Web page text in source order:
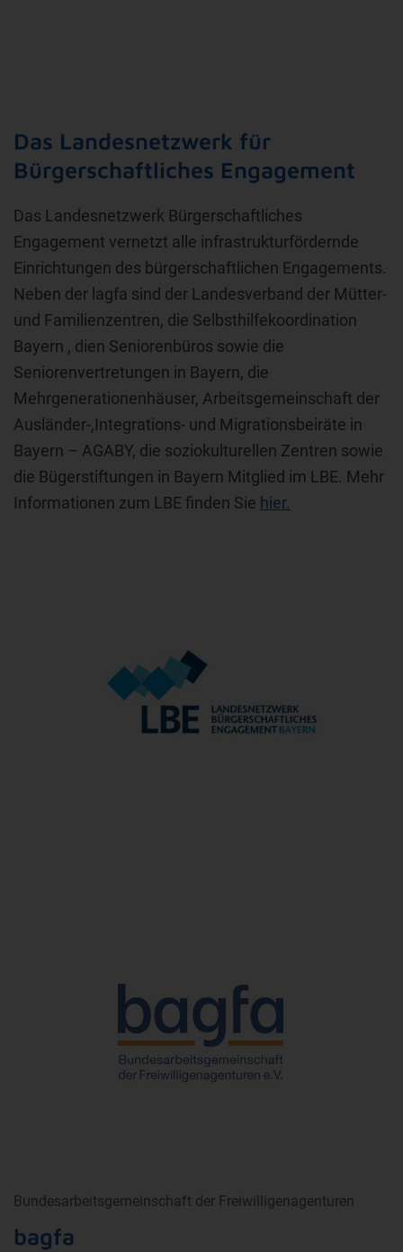
Das Landesnetzwerk für
Bürgerschaftliches Engagement
Das Landesnetzwerk Bürgerschaftliches
Engagement vernetzt alle infrastrukturfördernde
Einrichtungen des bürgerschaftlichen Engagements.
Neben der lagfa sind der Landesverband der Mütter-
und Familienzentren, die Selbsthilfekoordination
Bayern , dien Seniorenbüros sowie die
Seniorenvertretungen in Bayern, die
Mehrgenerationenhäuser, Arbeitsgemeinschaft der
Ausländer-,Integrations- und Migrationsbeiräte in
Bayern – AGABY, die soziokulturellen Zentren sowie
die Bügerstiftungen in Bayern Mitglied im LBE. Mehr
Informationen zum LBE finden Sie hier.
Bundesarbeitsgemeinschaft der Freiwilligenagenturen
bagfa